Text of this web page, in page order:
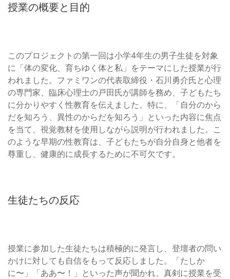
授業の概要と目的
このプロジェクトの第一回は小学4年生の男子生徒を対象
に「体の変化、育ちゆく体と私」をテーマにした授業が行
われました。ファミワンの代表取締役・石川勇介氏と心理
の専門家、臨床心理士の戸田氏が講師を務め、子どもたち
に分かりやすく性教育を伝えました。特に、「自分のから
だを知ろう、異性のからだを知ろう」といった内容に焦点
を当て、視覚教材を使用しながら説明が行われました。こ
のような早期の性教育は、子どもたちが自分自身と他者を
尊重し、健康的に成長するために不可欠です。
生徒たちの反応
授業に参加した生徒たちは積極的に発言し、登壇者の問い
かけに対しても自信をもって反応しました。「たしか
に〜」「ああ〜！」といった声が聞かれ、真剣に授業を受